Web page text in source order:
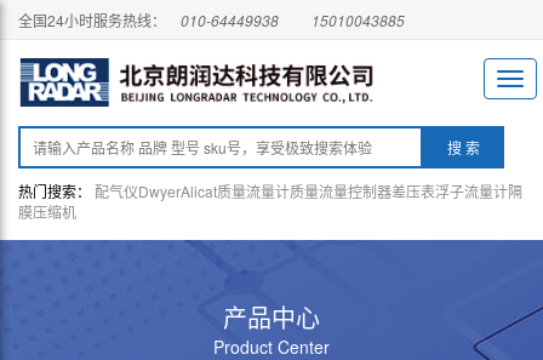
全国24小时服务热线： 010-64449938 15010043885
热门搜索： 配气仪DwyerAlicat质量流量计质量流量控制器差压表浮子流量计隔
膜压缩机
产品中心
Product Center